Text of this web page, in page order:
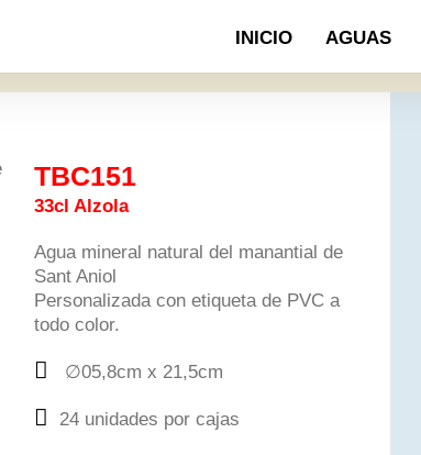
INICIO AGUAS
TBC151
33cl Alzola
Agua mineral natural del manantial de
Sant Aniol
Personalizada con etiqueta de PVC a
todo color.
∅05,8cm x 21,5cm
24 unidades por cajas